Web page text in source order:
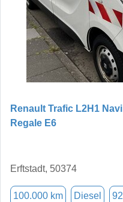
Renault Trafic L2H1
Regale E6
Erftstadt, 50374
100.000 km Diesel